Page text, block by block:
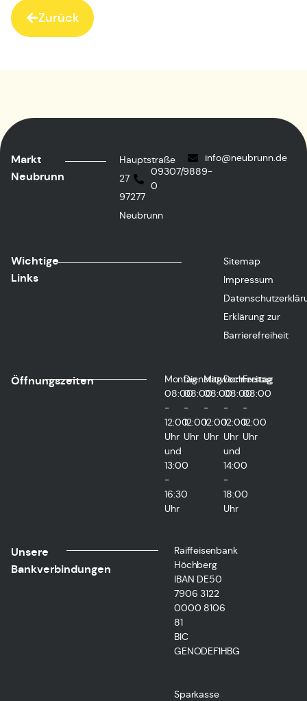
Zurück
Markt
Neubrunn
Hauptstraße
27
97277
Neubrunn
09307/9889-
0
info@neubrunn.de
Wichtige
Links
Sitemap
Impressum
Erklärung zur
Barrierefreiheit
Öffnungszeiten
Montag
08:00
-
12:00
Uhr
und
13:00
-
16:30
Uhr
Dienstag
08:00
-
12:00
Uhr
Mittwoch
08:00
-
12:00
Uhr
Donnerstag
08:00
-
12:00
Uhr
und
14:00
-
18:00
Uhr
Freitag
08:00
-
12:00
Uhr
Unsere
Bankverbindungen
Raiffeisenbank
Höchberg
IBAN DE50
7906 3122
0000 8106
81
BIC
GENODEF1HBG
Sparkasse